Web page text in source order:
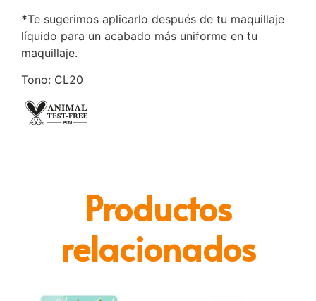
*Te sugerimos aplicarlo después de tu maquillaje
líquido para un acabado más uniforme en tu
maquillaje.
Tono: CL20
Productos
relacionados